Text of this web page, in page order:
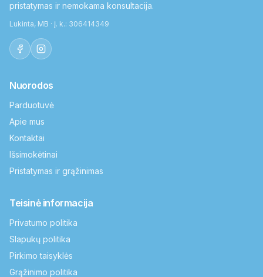
pristatymas ir nemokama konsultacija.
Lukinta, MB · Į. k.: 306414349
Nuorodos
Parduotuvė
Apie mus
Kontaktai
Išsimokėtinai
Pristatymas ir grąžinimas
Teisinė informacija
Privatumo politika
Slapukų politika
Pirkimo taisyklės
Grąžinimo politika